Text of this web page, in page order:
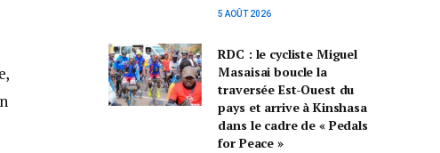
5 AOÛT 2026
RDC : le cycliste Miguel
Masaisai boucle la
traversée Est-Ouest du
pays et arrive à Kinshasa
dans le cadre de « Pedals
for Peace »